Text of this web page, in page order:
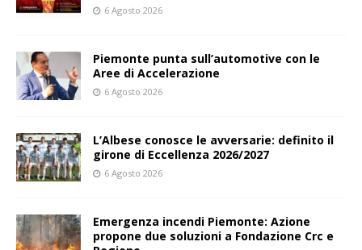
6 Agosto 2026
Piemonte punta sull’automotive con le
Aree di Accelerazione
6 Agosto 2026
L’Albese conosce le avversarie: definito il
girone di Eccellenza 2026/2027
6 Agosto 2026
Emergenza incendi Piemonte: Azione
propone due soluzioni a Fondazione Crc e